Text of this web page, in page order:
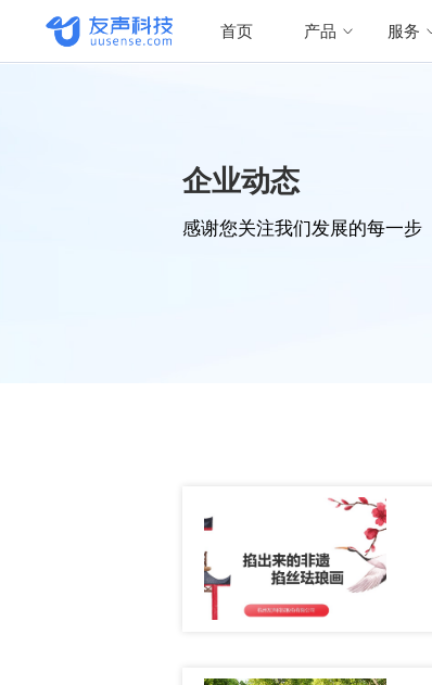
首页 产品 服务
企业动态
感谢您关注我们发展的每一步